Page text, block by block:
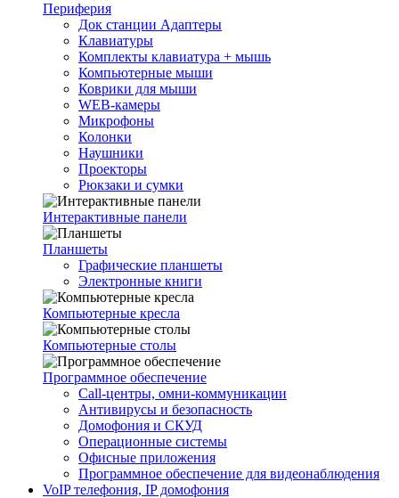
Периферия
Док станции Адаптеры
Клавиатуры
Комплекты клавиатура + мышь
Компьютерные мыши
Коврики для мыши
WEB-камеры
Микрофоны
Колонки
Наушники
Проекторы
Рюкзаки и сумки
Интерактивные панели
Планшеты
Графические планшеты
Электронные книги
Компьютерные кресла
Компьютерные столы
Программное обеспечение
Call-центры, омни-коммуникации
Антивирусы и безопасность
Домофония и СКУД
Операционные системы
Офисные приложения
Программное обеспечение для видеонаблюдения
VoIP телефония, IP домофония